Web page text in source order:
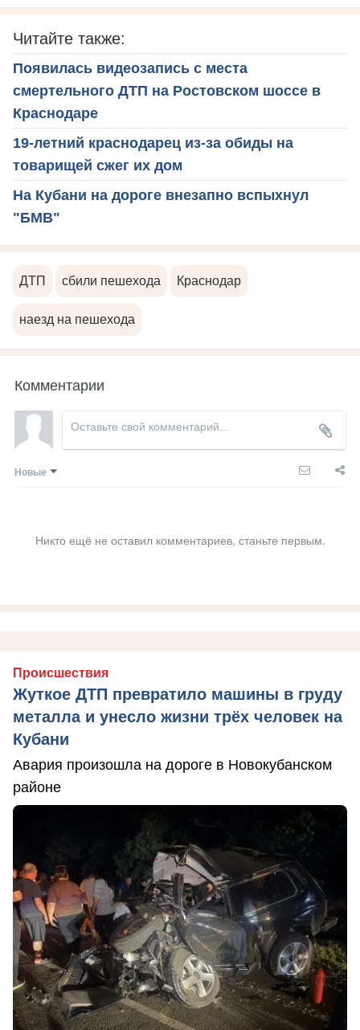
Читайте также:
Появилась видеозапись с места
смертельного ДТП на Ростовском шоссе в
Краснодаре
19-летний краснодарец из-за обиды на
товарищей сжег их дом
На Кубани на дороге внезапно вспыхнул
"БМВ"
ДТП сбили пешехода Краснодар
наезд на пешехода
Комментарии
Новые
Никто ещё не оставил комментариев, станьте первым.
Происшествия
Жуткое ДТП превратило машины в груду
металла и унесло жизни трёх человек на
Кубани
Авария произошла на дороге в Новокубанском
районе